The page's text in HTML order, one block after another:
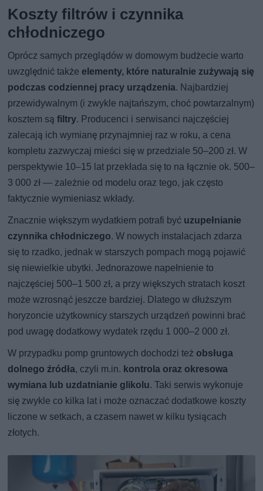
Koszty filtrów i czynnika
chłodniczego
Oprócz samych przeglądów w domowym budżecie warto
uwzględnić także elementy, które naturalnie zużywają się
podczas codziennej pracy urządzenia. Najbardziej
przewidywalnym (i zwykle najtańszym, choć powtarzalnym)
kosztem sąfiltry. Producenci i serwisanci najczęściej
zalecają ich wymianę przynajmniej raz w roku, a cena
kompletu zazwyczaj mieści się w przedziale 50–200 zł. W
perspektywie 10–15 lat przekłada się to na łącznie ok. 500–
3 000 zł — zależnie od modelu oraz tego, jak często
faktycznie wymieniasz wkłady.
Znacznie większym wydatkiem potrafi być uzupełnianie
czynnika chłodniczego. W nowych instalacjach zdarza
się to rzadko, jednak w starszych pompach mogą pojawić
się niewielkie ubytki. Jednorazowe napełnienie to
najczęściej 500–1 500 zł, a przy większych stratach koszt
może wzrosnąć jeszcze bardziej. Dlatego w dłuższym
horyzoncie użytkownicy starszych urządzeń powinni brać
pod uwagę dodatkowy wydatek rzędu 1 000–2 000 zł.
W przypadku pomp gruntowych dochodzi też obsługa
dolnego źródła, czyli m.in. kontrola oraz okresowa
wymiana lub uzdatnianie glikolu. Taki serwis wykonuje
się zwykle co kilka lat i może oznaczać dodatkowe koszty
liczone w setkach, a czasem nawet w kilku tysiącach
złotych.